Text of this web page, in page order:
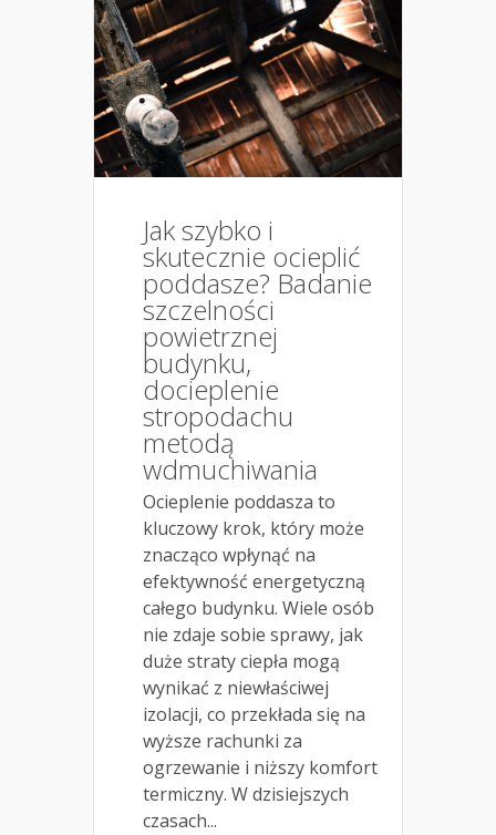
Jak szybko i
skutecznie ocieplić
poddasze? Badanie
szczelności
powietrznej
budynku,
docieplenie
stropodachu
metodą
wdmuchiwania
Ocieplenie poddasza to
kluczowy krok, który może
znacząco wpłynąć na
efektywność energetyczną
całego budynku. Wiele osób
nie zdaje sobie sprawy, jak
duże straty ciepła mogą
wynikać z niewłaściwej
izolacji, co przekłada się na
wyższe rachunki za
ogrzewanie i niższy komfort
termiczny. W dzisiejszych
czasach...